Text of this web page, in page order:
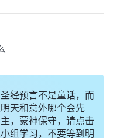
经预言不是童话，而
天和意外哪个会先
，蒙神保守，请点击
组学习，不要等到明